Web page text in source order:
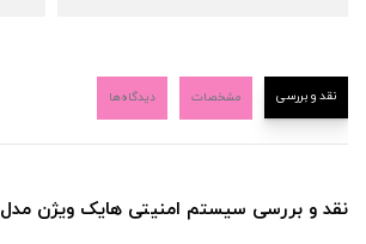
نقد و بررسی مشخصات دیدگاه‌ها
نقد و بررسی سیستم امنیتی هایک ویژن مدل 2DP: